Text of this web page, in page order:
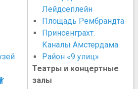
Лейдсеплейн
Площадь Рембрандта
Принсенграхт.
Каналы Амстердама
Район «9 улиц»
Театры и концертные
залы